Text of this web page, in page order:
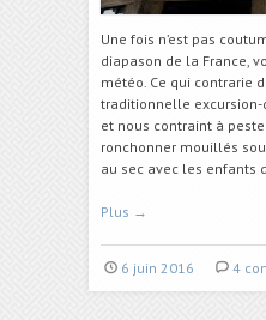
Une fois n’est pas
diapason de la France,
météo. Ce qui contrarie
traditionnelle excursion-
et nous contraint à
ronchonner mouillés
au sec avec les enfants
Plus →
6 juin 2016 4